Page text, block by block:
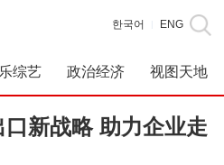
한국어 ENG
综艺 政治经济 视图天地
新战略 助力企业走